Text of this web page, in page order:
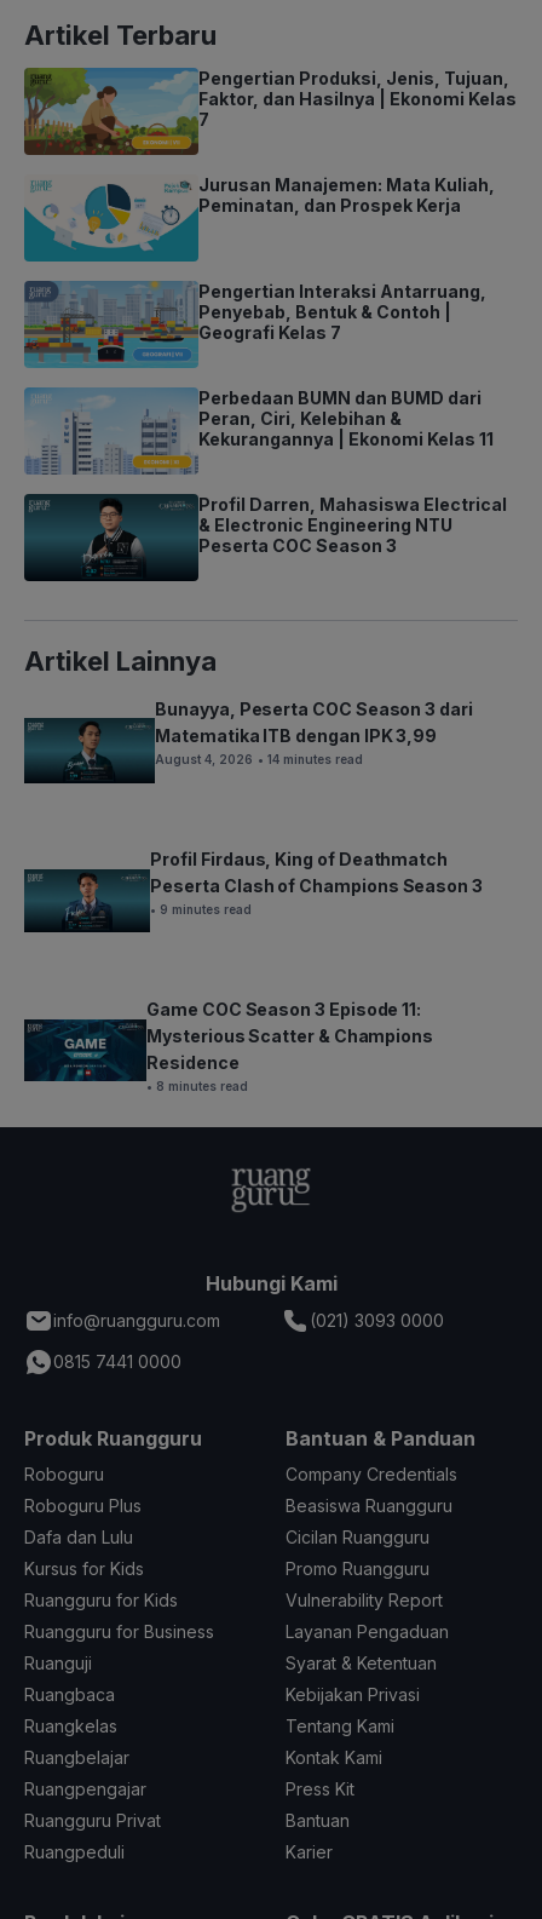
Artikel Terbaru
Pengertian Produksi, Jenis, Tujuan,
Faktor, dan Hasilnya | Ekonomi Kelas
7
Jurusan Manajemen: Mata Kuliah,
Peminatan, dan Prospek Kerja
Pengertian Interaksi Antarruang,
Penyebab, Bentuk & Contoh |
Geografi Kelas 7
Perbedaan BUMN dan BUMD dari
Peran, Ciri, Kelebihan &
Kekurangannya | Ekonomi Kelas 11
Profil Darren, Mahasiswa Electrical
& Electronic Engineering NTU
Peserta COC Season 3
Artikel Lainnya
Bunayya, Peserta COC Season 3 dari
Matematika ITB dengan IPK 3,99
August 4, 2026 • 14 minutes read
Profil Firdaus, King of Deathmatch
Peserta Clash of Champions Season 3
• 9 minutes read
Game COC Season 3 Episode 11:
Mysterious Scatter & Champions
Residence
• 8 minutes read
Hubungi Kami
info@ruangguru.com
(021) 3093 0000
0815 7441 0000
Produk Ruangguru
Roboguru
Roboguru Plus
Dafa dan Lulu
Kursus for Kids
Ruangguru for Kids
Ruangguru for Business
Ruanguji
Ruangbaca
Ruangkelas
Ruangbelajar
Ruangpengajar
Ruangguru Privat
Ruangpeduli
Bantuan & Panduan
Company Credentials
Beasiswa Ruangguru
Cicilan Ruangguru
Promo Ruangguru
Vulnerability Report
Layanan Pengaduan
Syarat & Ketentuan
Kebijakan Privasi
Tentang Kami
Kontak Kami
Press Kit
Bantuan
Karier